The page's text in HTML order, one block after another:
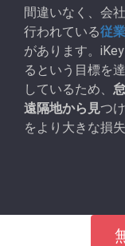
間違いなく、会
行われている従
があります。
るという目標を
しているため、
遠隔地から見つ
をより大きな損